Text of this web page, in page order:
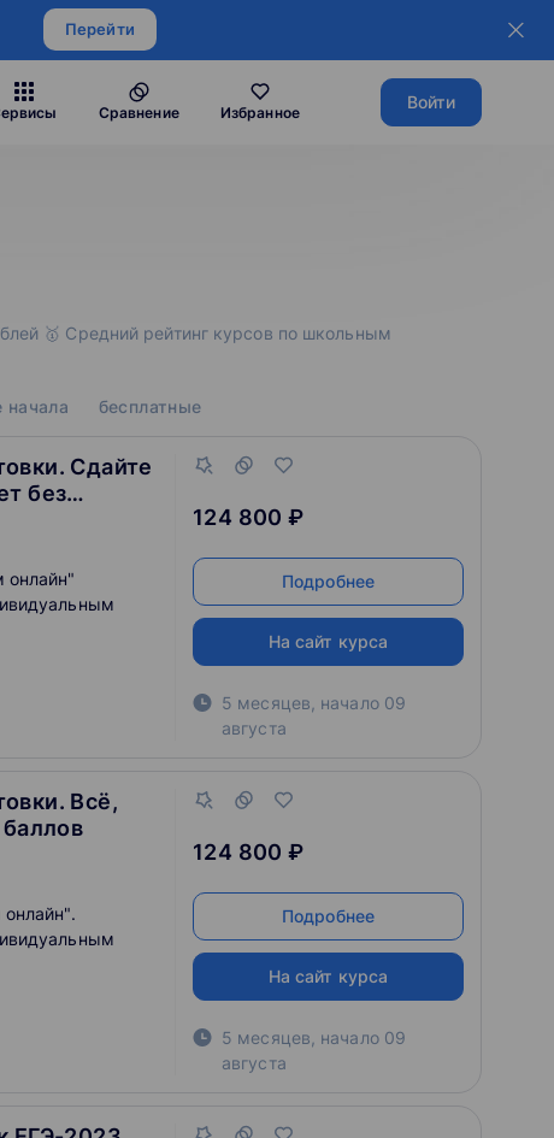
Перейти
Сравнение Избранное
Войти
🥇 Средний рейтинг курсов по школьным
начала бесплатные
Сдайте
без
124 800 ₽
Подробнее
На сайт курса
5 месяцев начало 09
августа
Всё,
124 800 ₽
Подробнее
На сайт курса
5 месяцев начало 09
августа